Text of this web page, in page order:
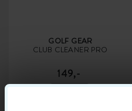
GOLF GEAR
CLUB CLEANER PRO
149,-